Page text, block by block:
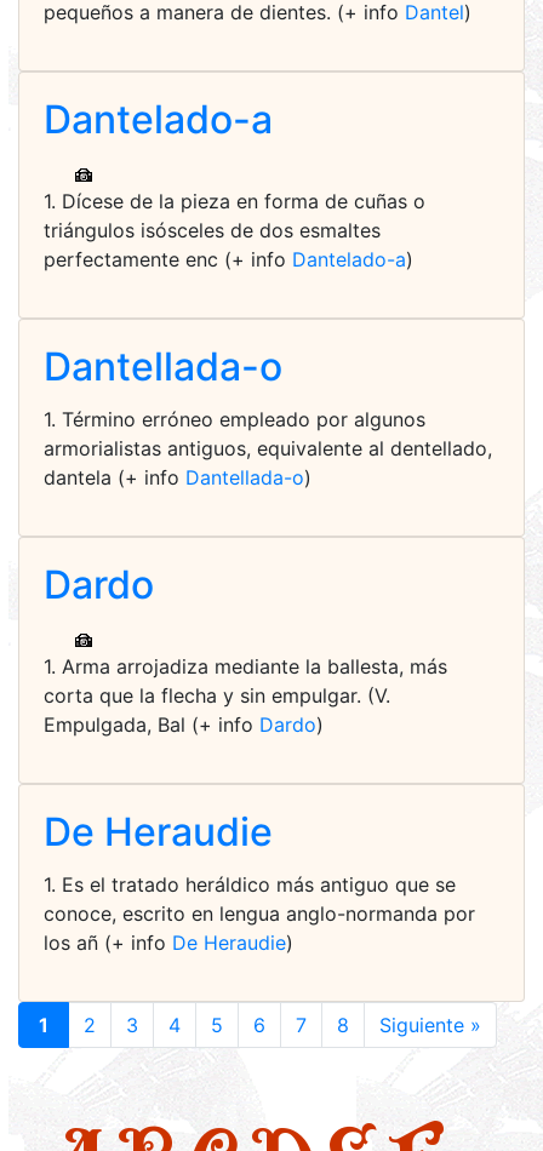
pequeños a manera de dientes. (+ info Dantel)
Dantelado-a
1. Dícese de la pieza en forma de cuñas o
triángulos isósceles de dos esmaltes
perfectamente enc (+ info Dantelado-a)
Dantellada-o
1. Término erróneo empleado por algunos
armorialistas antiguos, equivalente al dentellado,
dantela (+ info Dantellada-o)
Dardo
1. Arma arrojadiza mediante la ballesta, más
corta que la flecha y sin empulgar. (V.
Empulgada, Bal (+ info Dardo)
De Heraudie
1. Es el tratado heráldico más antiguo que se
conoce, escrito en lengua anglo-normanda por
los añ (+ info De Heraudie)
1 2 3 4 5 6 7 8 Siguiente »